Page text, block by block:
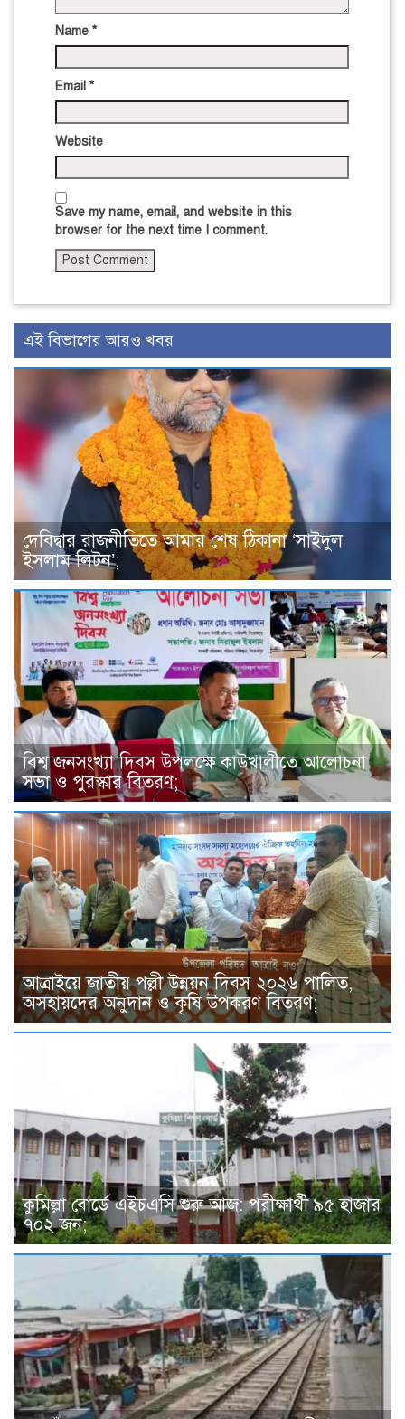
Name *
Email *
Website
Save my name, email, and website in this
browser for the next time I comment.
এই বিভাগের আরও খবর
দেবিদ্বার রাজনীতিতে আমার শেষ ঠিকানা ‘সাইদুল
ইসলাম লিটন’;
বিশ্ব জনসংখ্যা দিবস উপলক্ষে কাউখালীতে আলোচনা
সভা ও পুরস্কার বিতরণ;
আত্রাইয়ে জাতীয় পল্লী উন্নয়ন দিবস ২০২৬ পালিত,
অসহায়দের অনুদান ও কৃষি উপকরণ বিতরণ;
কুমিল্লা বোর্ডে এইচএসি শুরু আজ: পরীক্ষার্থী ৯৫ হাজার
৭০২ জন;